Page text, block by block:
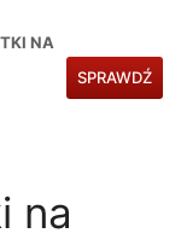
NA
SPRAWDŹ
na